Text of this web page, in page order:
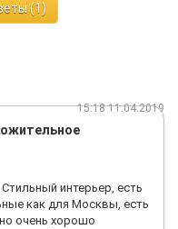
(1)
15:18 11.04.2019
интерьер, есть
как для Москвы, есть
очень хорошо